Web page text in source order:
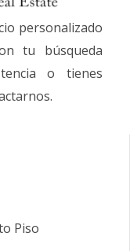
personalizado
tu búsqueda
o tienes
Piso